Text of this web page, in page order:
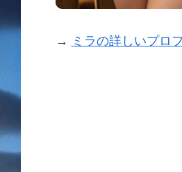
→ ミラの詳しいプロ